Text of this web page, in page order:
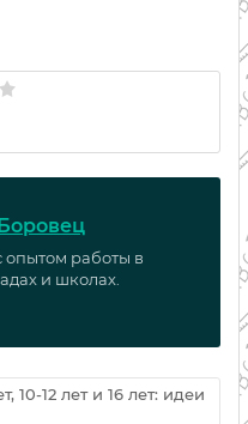
опытом работы в
и школах.
10-12 лет и 16 лет: идеи